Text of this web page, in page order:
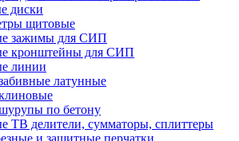
диски
щитовые
зажимы для СИП
кронштейны для СИП
линии
латунные
по бетону
ТВ делители, сумматоры, сплиттеры
и защитные перчатки